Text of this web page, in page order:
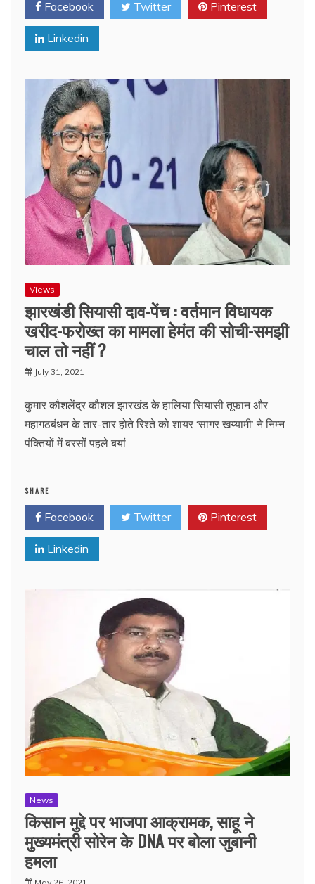
Facebook Twitter Pinterest
Linkedin
Views
झारखंडी सियासी दाव-पेंच : वर्तमान विधायक
खरीद-फरोख्त का मामला हेमंत की सोची-समझी
चाल तो नहीं ?
July 31, 2021
कुमार कौशलेंद्र कौशल झारखंड के हालिया सियासी तूफान और
महागठबंधन के तार-तार होते रिश्ते को शायर ‘सागर खय्यामी’ ने निम्न
पंक्तियों में बरसों पहले बयां
SHARE
Facebook Twitter Pinterest
Linkedin
News
किसान मुद्दे पर भाजपा आक्रामक, साहू ने
मुख्यमंत्री सोरेन के DNA पर बोला जुबानी
हमला